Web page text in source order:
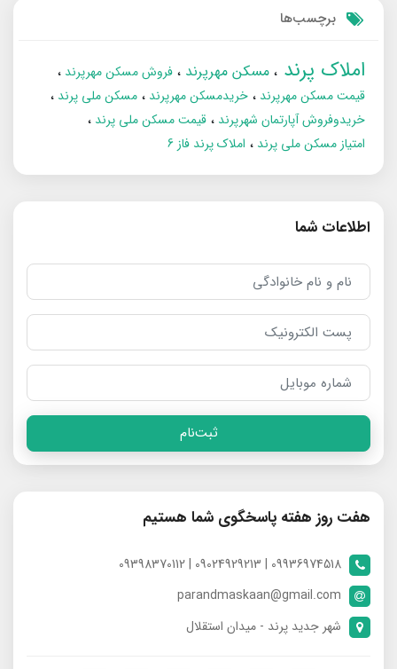
برچسب‌ها
املاک پرند مسکن مهرپرند
فروش مسکن مهرپرند
قیمت مسکن مهرپرند
خریدمسکن مهرپرند
مسکن ملی پرند
خریدوفروش آپارتمان شهرپرند
قیمت مسکن ملی پرند
امتیاز مسکن ملی پرند
املاک پرند فاز 6
اطلاعات شما
ثبت‌نام
هفت روز هفته پاسخگوی شما هستیم
09936974518 | 09024929213 | 09398370112
parandmaskaan@gmail.com
شهر جدید پرند - میدان استقلال